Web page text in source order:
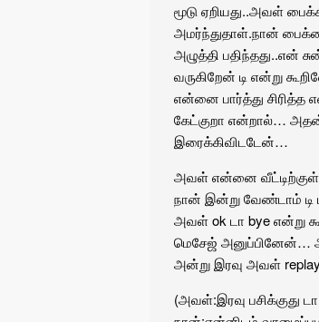
மூடு ஏறியது..அவள்
அமர்ந்துதாள்.நான்
அழுத்தி பதிந்தது..என்
வருகிறேன் டி என்று
என்னை பார்த்து
கேட்குறா என்றால்…
இரைக்கிவிடடேன்…
அவள் என்னை
நான் இன்று வேண்டாம் டி
அவள் ok டா bye என்று
மெசேஜ் அனுப்பினேன்…
அன்று இரவு அவள் replay
(அவள்:இரவு பசிக்குது